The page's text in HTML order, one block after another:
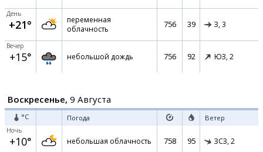
День
+21°
переменная
облачность
756 39 З, 3
Вечер
+15° небольшой дождь 756 92 ЮЗ, 2
Воскресенье, 9 Августа
°C Погода Ветер
Ночь
+10° небольшая облачность 758 95 ЗСЗ, 2